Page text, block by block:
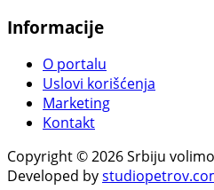
Informacije
O portalu
Uslovi korišćenja
Marketing
Kontakt
Copyright © 2026 Srbiju
Developed by